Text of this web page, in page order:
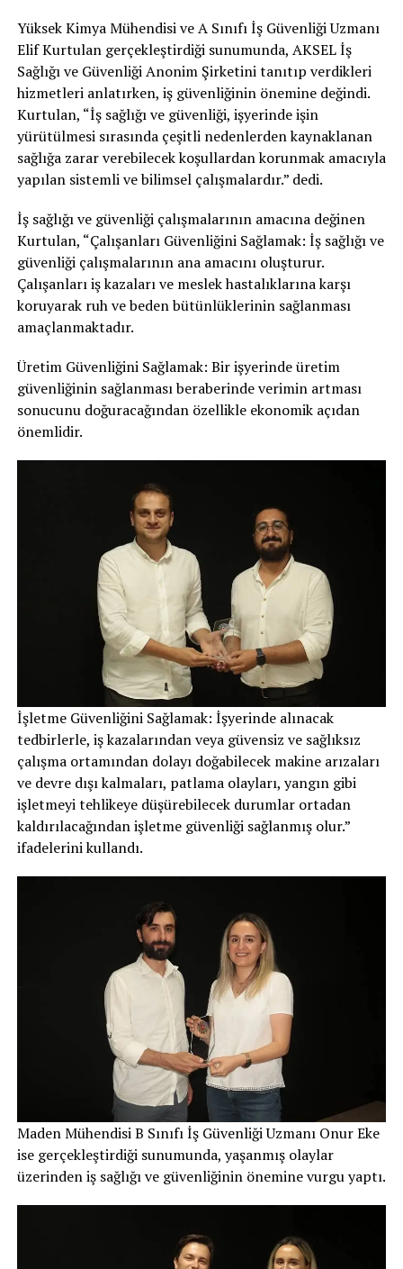
Yüksek Kimya Mühendisi ve A Sınıfı İş Güvenliği Uzmanı
Elif Kurtulan gerçekleştirdiği sunumunda, AKSEL İş
Sağlığı ve Güvenliği Anonim Şirketini tanıtıp verdikleri
hizmetleri anlatırken, iş güvenliğinin önemine değindi.
Kurtulan, “İş sağlığı ve güvenliği, işyerinde işin
yürütülmesi sırasında çeşitli nedenlerden kaynaklanan
sağlığa zarar verebilecek koşullardan korunmak amacıyla
yapılan sistemli ve bilimsel çalışmalardır.” dedi.
İş sağlığı ve güvenliği çalışmalarının amacına değinen
Kurtulan, “Çalışanları Güvenliğini Sağlamak: İş sağlığı ve
güvenliği çalışmalarının ana amacını oluşturur.
Çalışanları iş kazaları ve meslek hastalıklarına karşı
koruyarak ruh ve beden bütünlüklerinin sağlanması
amaçlanmaktadır.
Üretim Güvenliğini Sağlamak: Bir işyerinde üretim
güvenliğinin sağlanması beraberinde verimin artması
sonucunu doğuracağından özellikle ekonomik açıdan
önemlidir.
İşletme Güvenliğini Sağlamak: İşyerinde alınacak
tedbirlerle, iş kazalarından veya güvensiz ve sağlıksız
çalışma ortamından dolayı doğabilecek makine arızaları
ve devre dışı kalmaları, patlama olayları, yangın gibi
işletmeyi tehlikeye düşürebilecek durumlar ortadan
kaldırılacağından işletme güvenliği sağlanmış olur.”
ifadelerini kullandı.
Maden Mühendisi B Sınıfı İş Güvenliği Uzmanı Onur Eke
ise gerçekleştirdiği sunumunda, yaşanmış olaylar
üzerinden iş sağlığı ve güvenliğinin önemine vurgu yaptı.